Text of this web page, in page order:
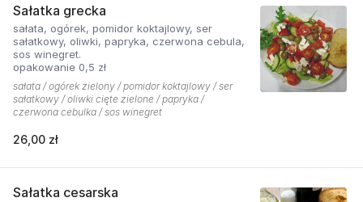
Sałatka grecka
sałata, ogórek, pomidor koktajlowy, ser
sałatkowy, oliwki, papryka, czerwona cebula,
sos winegret.
opakowanie 0,5 zł
sałata / ogórek zielony / pomidor koktajlowy / ser
sałatkowy / oliwki cięte zielone / papryka /
czerwona cebulka / sos winegret
26,00 zł
Sałatka cesarska